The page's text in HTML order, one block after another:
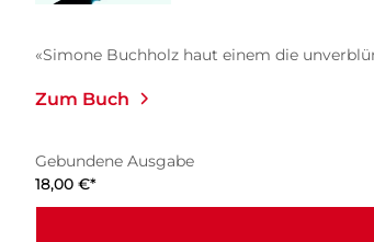
«Simone Buchholz haut einem die
Zum Buch
Gebundene Ausgabe
18,00 €*